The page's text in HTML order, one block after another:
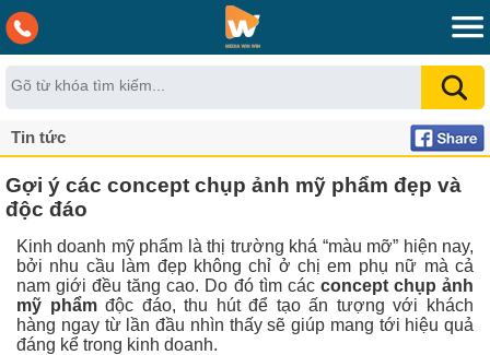
Tin tức
Gợi ý các concept chụp ảnh mỹ phẩm đẹp và
độc đáo
Kinh doanh mỹ phẩm là thị trường khá “màu mỡ” hiện nay,
bởi nhu cầu làm đẹp không chỉ ở chị em phụ nữ mà cả
nam giới đều tăng cao. Do đó tìm các concept chụp ảnh
mỹ phẩmđộc đáo, thu hút để tạo ấn tượng với khách
hàng ngay từ lần đầu nhìn thấy sẽ giúp mang tới hiệu quả
đáng kể trong kinh doanh.